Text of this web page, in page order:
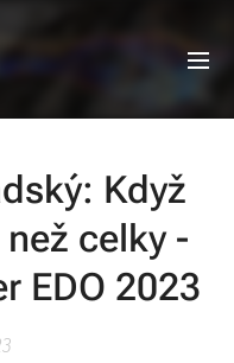
Když
celky -
EDO 2023